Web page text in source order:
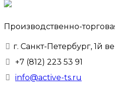
Производственно-
г. Санкт-Петербург, 1й
+7 (812) 223 53 91
info@active-ts.ru